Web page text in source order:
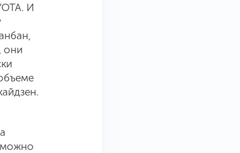
И
они
можно